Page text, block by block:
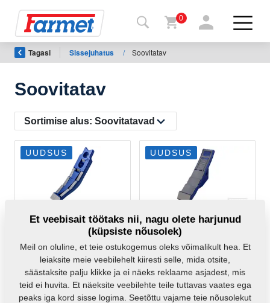
Farmeti
pood
Minu
Allalaadimiseks
0
Tagasi Sissejuhatus / Soovitatav
Soovitatav
Sortimise alus: Soovitatavad
UUDSUS
Chisel
75U/2H/MULTIC.ULTRA
4017938 (Algne
varuosa)
UUDSUS
DLATO
75U/DIG/MULTIC.ULTRA
VZ00070202
VZ00014290C
VZ00014290F
VZ00014290 4016322
(Algne varuosa)
Et veebisait töötaks nii, nagu olete harjunud
(küpsiste nõusolek)
Meil on oluline, et teie ostukogemus oleks võimalikult hea. Et
leiaksite meie veebilehelt kiiresti selle, mida otsite,
säästaksite palju klikke ja ei näeks reklaame asjadest, mis
teid ei huvita. Et näeksite veebilehte teile tuttavas vaates ega
peaks iga kord sisse logima. Seetõttu vajame teie nõusolekut